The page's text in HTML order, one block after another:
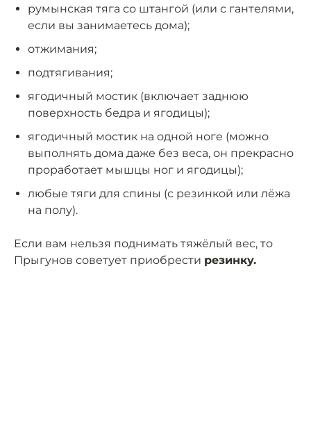
румынская тяга со штангой (или с гантелями,
если вы занимаетесь дома);
отжимания;
подтягивания;
ягодичный мостик (включает заднюю
поверхность бедра и ягодицы);
ягодичный мостик на одной ноге (можно
выполнять дома даже без веса, он прекрасно
проработает мышцы ног и ягодицы);
любые тяги для спины (с резинкой или лёжа
на полу).
Если вам нельзя поднимать тяжёлый вес, то
Прыгунов советует приобрести резинку.